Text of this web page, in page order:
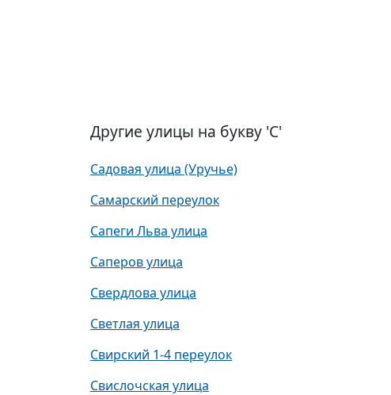
Другие улицы на букву 'С'
Садовая улица (Уручье)
Самарский переулок
Сапеги Льва улица
Саперов улица
Свердлова улица
Светлая улица
Свирский 1-4 переулок
Свислочская улица